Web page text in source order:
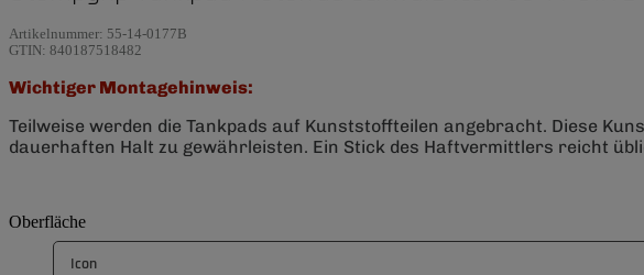
Artikelnummer: 55-14-0177B
GTIN: 840187518482
Wichtiger Montagehinweis:
Teilweise werden die Tankpads auf Kunststoffteilen angebracht. Diese
dauerhaften Halt zu gewährleisten. Ein Stick des Haftvermittlers reicht
Oberfläche
Icon